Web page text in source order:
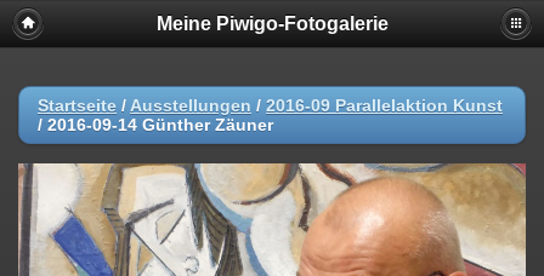
Meine Piwigo-Fotogalerie
Startseite / Ausstellungen / 2016-09 Parallelaktion Kunst
/ 2016-09-14 Günther Zäuner